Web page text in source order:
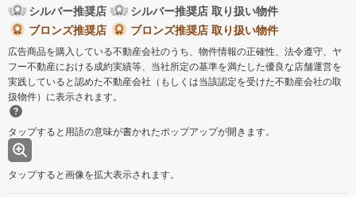
シルバー推奨店
シルバー推奨店 取り扱い物件
ブロンズ推奨店
ブロンズ推奨店 取り扱い物件
広告商品を購入している不動産会社のうち、物件情報の正確性、法令遵守、ヤ
フー不動産における成約実績等、当社所定の基準を満たした優良な店舗運営を
実践していると認めた不動産会社（もしくは当該認定を受けた不動産会社の取
扱物件）に表示されます。
タップすると用語の意味が書かれたポップアップが開きます。
タップすると画像を拡大表示されます。